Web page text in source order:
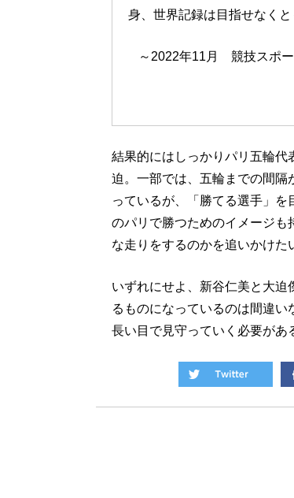
身、世界記録は目指せなく
～2022年11月 競技スポ
結果的にはしっかりパリ五輪代
迫。一部では、五輪までの間隔
っているが、「勝てる選手」
のパリで勝つためのイメージも
な走りをするのかを追いかけた
いずれにせよ、新谷仁美と大
るものになっているのは間違い
長い目で見守っていく必要があ